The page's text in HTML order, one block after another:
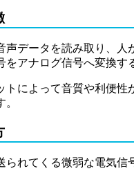
声データを読み取り、
アナログ信号へ変換す
トによって音質や利便
られてくる微弱な電気信